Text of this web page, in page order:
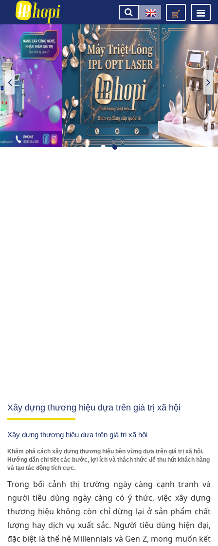
Xây dựng thương hiệu dựa trên giá trị xã hội
Xây dựng thương hiệu dựa trên giá trị xã hội
Khám phá cách xây dựng thương hiệu bền vững dựa trên giá trị xã hội.
Hướng dẫn chi tiết các bước, lợi ích và thách thức để thu hút khách hàng
và tạo tác động tích cực.
Trong bối cảnh thị trường ngày càng cạnh tranh và
người tiêu dùng ngày càng có ý thức, việc xây dựng
thương hiệu không còn chỉ dừng lại ở sản phẩm chất
lượng hay dịch vụ xuất sắc. Người tiêu dùng hiện đại,
đặc biệt là thế hệ Millennials và Gen Z, mong muốn kết